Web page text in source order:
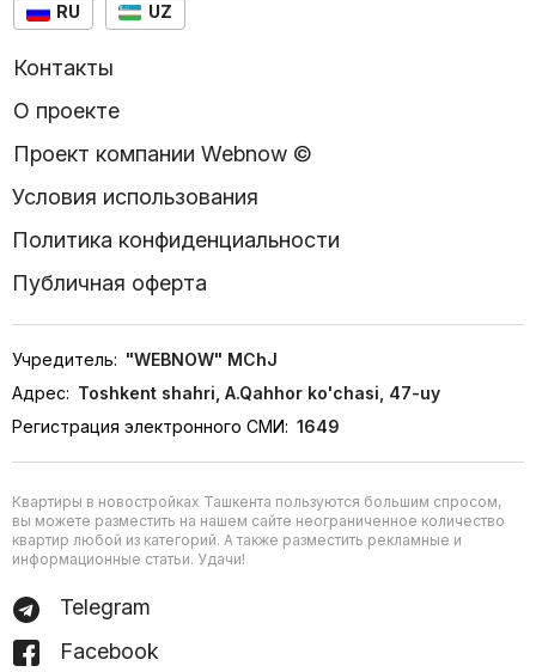
RU UZ
Контакты
О проекте
Проект компании Webnow ©
Условия использования
Политика конфиденциальности
Публичная оферта
Учредитель: "WEBNOW" MChJ
Адрес: Toshkent shahri, A.Qahhor ko'chasi, 47-uy
Регистрация электронного СМИ: 1649
Квартиры в новостройках Ташкента пользуются большим спросом,
вы можете разместить на нашем сайте неограниченное количество
квартир любой из категорий. А также разместить рекламные и
информационные статьи. Удачи!
Telegram
Facebook